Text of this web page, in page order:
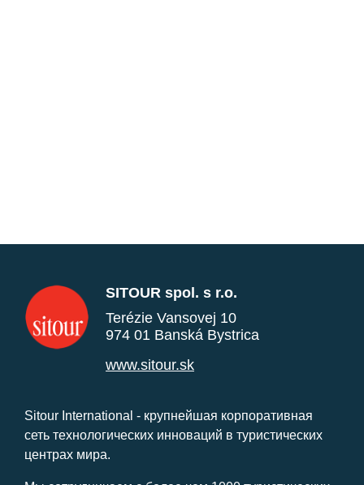
SITOUR spol. s r.o.
Terézie Vansovej 10
974 01 Banská Bystrica
www.sitour.sk
Sitour International - крупнейшая корпоративная
сеть технологических инноваций в туристических
центрах мира.